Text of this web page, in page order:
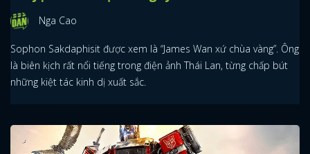
Nga Cao
Sophon Sakdaphisit được xem là “James Wan xứ chùa vàng”. Ông
là biên kịch rất nổi tiếng trong điện ảnh Thái Lan, từng chấp bút
những kiệt tác kinh dị xuất sắc.